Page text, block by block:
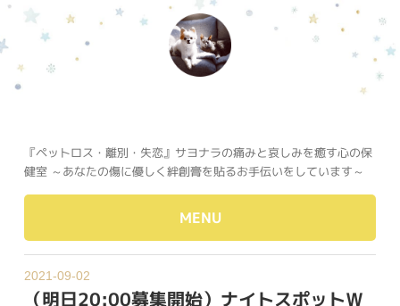
『ペットロス・離別・失恋』サヨナラの痛みと哀しみを癒す心の保
健室 ～あなたの傷に優しく絆創膏を貼るお手伝いをしています～
MENU
2021-09-02
（明日20:00募集開始）ナイトスポットＷ